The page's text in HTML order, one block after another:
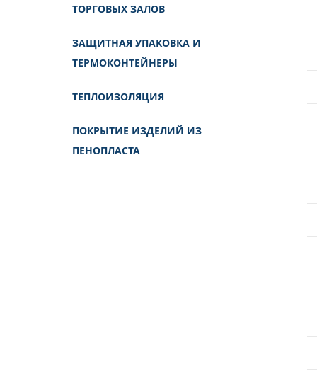
ТОРГОВЫХ ЗАЛОВ
ЗАЩИТНАЯ УПАКОВКА И
ТЕРМОКОНТЕЙНЕРЫ
ТЕПЛОИЗОЛЯЦИЯ
ПОКРЫТИЕ ИЗДЕЛИЙ ИЗ
ПЕНОПЛАСТА